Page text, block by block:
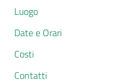
Luogo
Date e Orari
Costi
Contatti